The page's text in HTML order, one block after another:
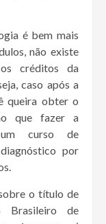
é bem mais
não existe
créditos da
caso após a
queira obter o
que fazer a
curso de
por
o título de
Brasileiro de